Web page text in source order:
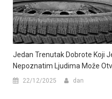
Jedan Trenutak Dobrote Koji
Nepoznatim Ljudima Može
22/12/2025 dan